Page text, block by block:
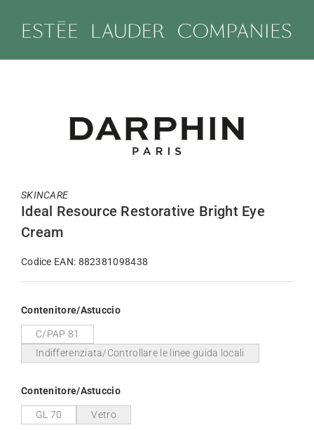
SKINCARE
Ideal Resource Restorative Bright Eye
Cream
Codice EAN: 882381098438
Contenitore/Astuccio
C/PAP 81
Indifferenziata/Controllare le linee guida locali
Contenitore/Astuccio
GL 70 Vetro